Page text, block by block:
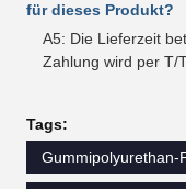
für dieses Produkt?
A5: Die Lieferzeit
Zahlung wird per T/
Tags:
Gummipolyurethan-